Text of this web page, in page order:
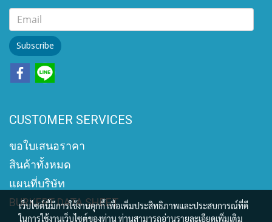
Subscribe
CUSTOMER SERVICES
ขอใบเสนอราคา
สินค้าทั้งหมด
แผนที่บริษัท
BURKERT DATA SHEET
เว็บไซต์นี้มีการใช้งานคุกกี้ เพื่อเพิ่มประสิทธิภาพและประสบการณ์ที่ดี
ในการใช้งานเว็บไซต์ของท่าน ท่านสามารถอ่านรายละเอียดเพิ่มเติม